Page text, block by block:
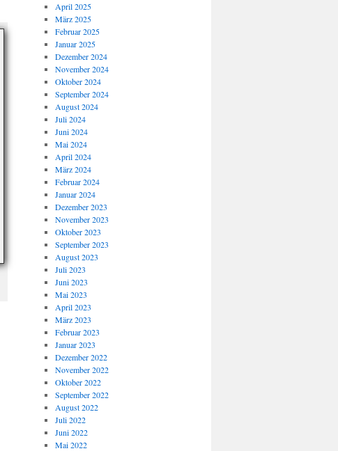
April 2025
März 2025
Februar 2025
Januar 2025
Dezember 2024
November 2024
Oktober 2024
September 2024
August 2024
Juli 2024
Juni 2024
Mai 2024
April 2024
März 2024
Februar 2024
Januar 2024
Dezember 2023
November 2023
Oktober 2023
September 2023
August 2023
Juli 2023
Juni 2023
Mai 2023
April 2023
März 2023
Februar 2023
Januar 2023
Dezember 2022
November 2022
Oktober 2022
September 2022
August 2022
Juli 2022
Juni 2022
Mai 2022